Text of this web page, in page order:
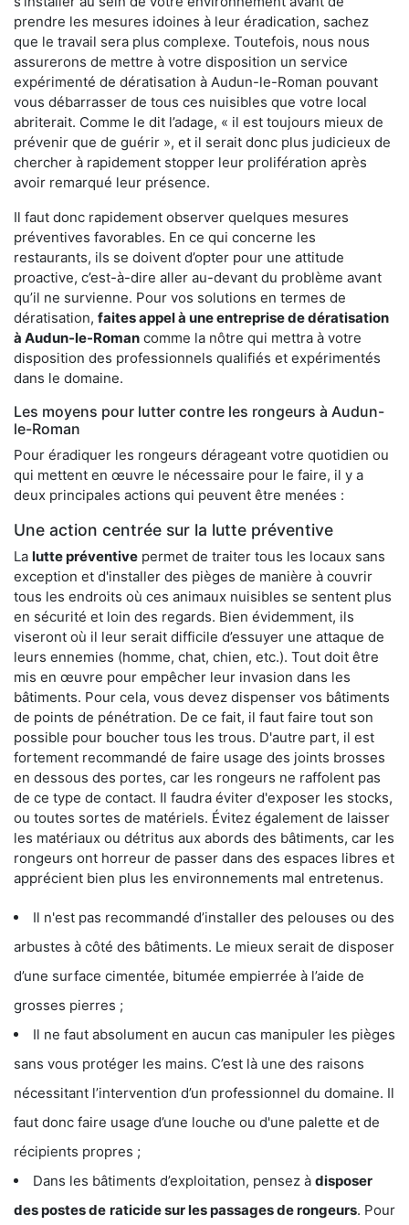
prendre les mesures idoines à leur éradication, sachez
que le travail sera plus complexe. Toutefois, nous nous
assurerons de mettre à votre disposition un service
expérimenté de dératisation à Audun-le-Roman pouvant
vous débarrasser de tous ces nuisibles que votre local
abriterait. Comme le dit l’adage, « il est toujours mieux de
prévenir que de guérir », et il serait donc plus judicieux de
chercher à rapidement stopper leur prolifération après
avoir remarqué leur présence.
Il faut donc rapidement observer quelques mesures
préventives favorables. En ce qui concerne les
restaurants, ils se doivent d’opter pour une attitude
proactive, c’est-à-dire aller au-devant du problème avant
qu’il ne survienne. Pour vos solutions en termes de
dératisation, faites appel à une entreprise de dératisation
à Audun-le-Roman comme la nôtre qui mettra à votre
disposition des professionnels qualifiés et expérimentés
dans le domaine.
Les moyens pour lutter contre les rongeurs à Audun-
le-Roman
Pour éradiquer les rongeurs dérageant votre quotidien ou
qui mettent en œuvre le nécessaire pour le faire, il y a
deux principales actions qui peuvent être menées :
Une action centrée sur la lutte préventive
La lutte préventive permet de traiter tous les locaux sans
exception et d'installer des pièges de manière à couvrir
tous les endroits où ces animaux nuisibles se sentent plus
en sécurité et loin des regards. Bien évidemment, ils
viseront où il leur serait difficile d’essuyer une attaque de
leurs ennemies (homme, chat, chien, etc.). Tout doit être
mis en œuvre pour empêcher leur invasion dans les
bâtiments. Pour cela, vous devez dispenser vos bâtiments
de points de pénétration. De ce fait, il faut faire tout son
possible pour boucher tous les trous. D'autre part, il est
fortement recommandé de faire usage des joints brosses
en dessous des portes, car les rongeurs ne raffolent pas
de ce type de contact. Il faudra éviter d'exposer les stocks,
ou toutes sortes de matériels. Évitez également de laisser
les matériaux ou détritus aux abords des bâtiments, car les
rongeurs ont horreur de passer dans des espaces libres et
apprécient bien plus les environnements mal entretenus.
Il n'est pas recommandé d’installer des pelouses ou des
arbustes à côté des bâtiments. Le mieux serait de disposer
d’une surface cimentée, bitumée empierrée à l’aide de
grosses pierres ;
Il ne faut absolument en aucun cas manipuler les pièges
sans vous protéger les mains. C’est là une des raisons
nécessitant l’intervention d’un professionnel du domaine. Il
faut donc faire usage d’une louche ou d'une palette et de
récipients propres ;
Dans les bâtiments d’exploitation, pensez à disposer
des postes de raticide sur les passages de rongeurs. Pour